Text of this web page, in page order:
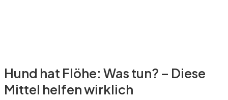
Hund hat Flöhe: Was tun? – Diese
Mittel helfen wirklich